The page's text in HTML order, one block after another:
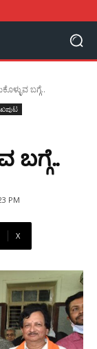
ಬಗ್ಗೆ..
ಬಗ್ಗೆ..
PM
X